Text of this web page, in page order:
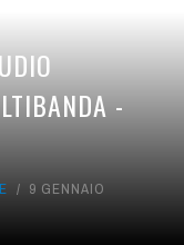
-
9 GENNAIO